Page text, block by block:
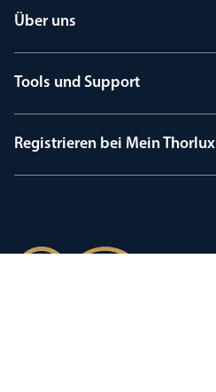
Über uns
Tools und Support
Registrieren bei Mein Thorlux